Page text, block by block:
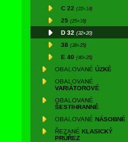
C 22 (22×14)
25 (25×16)
D 32 (32×20)
38 (38×25)
E 40 (40×25)
OBALOVANÉ ÚZKÉ
OBALOVANÉ
VARIÁTOROVÉ
OBALOVANÉ
ŠESTIHRANNÉ
OBALOVANÉ NÁSOBNÉ
ŘEZANÉ KLASICKÝ
PRŮŘEZ